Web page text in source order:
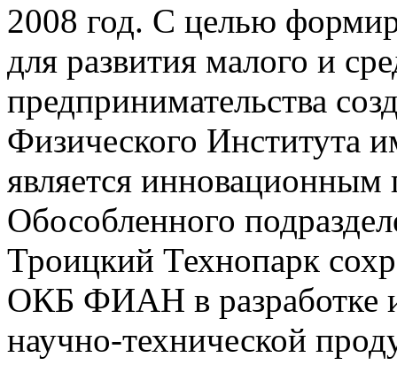
2008 год. С целью
для развития малого и
предпринимательства
Физического Института
является инновационным
Обособленного
Троицкий Технопарк
ОКБ ФИАН в разработке
научно-технической